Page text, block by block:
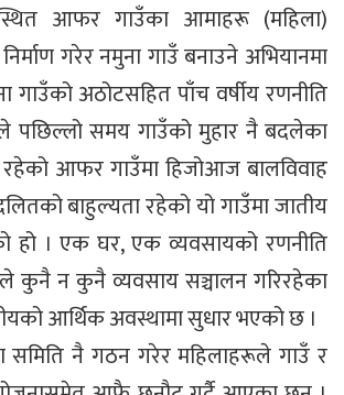
आफर गाउँका आमाहरू (महिला)
गरेर नमुना गाउँ बनाउने अभियानमा
अठोटसहित पाँच वर्षीय रणनीति
पछिल्लो समय गाउँको मुहार नै बदलेका
आफर गाउँमा हिजोआज बालविवाह
बाहुल्यता रहेको यो गाउँमा जातीय
हो । एक घर, एक व्यवसायको रणनीति
कुनै न कुनै व्यवसाय सञ्चालन गरिरहेका
आर्थिक अवस्थामा सुधार भएको छ ।
समिति नै गठन गरेर महिलाहरूले गाउँ र